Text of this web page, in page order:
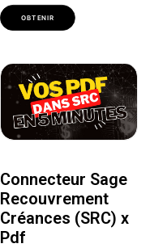
OBTENIR
Connecteur Sage
Recouvrement
Créances (SRC) x
Pdf